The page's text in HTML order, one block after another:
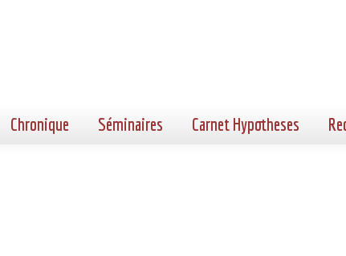
Chronique Séminaires Carnet Hypotheses